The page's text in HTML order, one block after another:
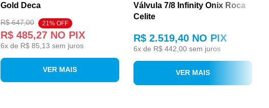
Gold Deca
R$ 647,00 21% OFF
R$ 485,27 NO PIX
6x de R$ 85,13 sem juros
VER MAIS
Válvula 7/8 Infinity Onix Roca
Celite
R$ 2.519,40 NO PIX
6x de R$ 442,00 sem juros
VER MAIS